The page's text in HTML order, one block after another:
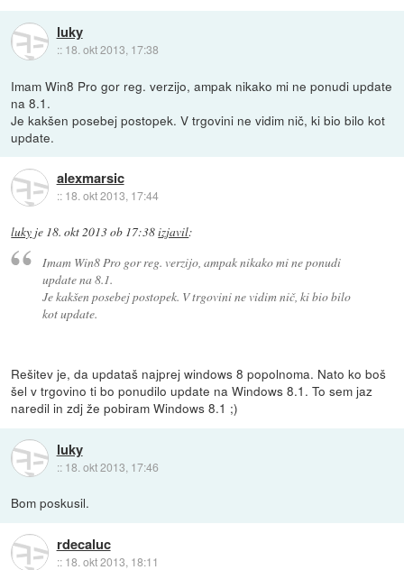
luky
:: 18. okt 2013, 17:38
Imam Win8 Pro gor reg. verzijo, ampak nikako mi ne ponudi update
na 8.1.
Je kakšen posebej postopek. V trgovini ne vidim nič, ki bio bilo kot
update.
alexmarsic
:: 18. okt 2013, 17:44
luky je 18. okt 2013 ob 17:38izjavil:
Imam Win8 Pro gor reg. verzijo, ampak nikako mi ne ponudi
update na 8.1.
Je kakšen posebej postopek. V trgovini ne vidim nič, ki bio bilo
kot update.
Rešitev je, da updataš najprej windows 8 popolnoma. Nato ko boš
šel v trgovino ti bo ponudilo update na Windows 8.1. To sem jaz
naredil in zdj že pobiram Windows 8.1 ;)
luky
:: 18. okt 2013, 17:46
Bom poskusil.
rdecaluc
:: 18. okt 2013, 18:11